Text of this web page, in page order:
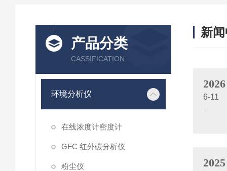
产品分类
CASSIFICATION
环境分析仪
在线浓度计密度计
GFC 红外碳分析仪
粉尘仪
新
2026
6-11
2025